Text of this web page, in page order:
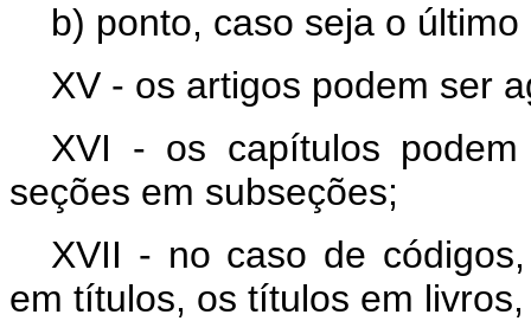
b) ponto, caso seja o
XV - os artigos podem ser
XVI - os capítulos
seções em subseções;
XVII - no caso de
em títulos, os títulos em